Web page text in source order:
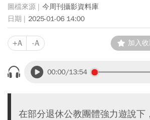
今周刊攝影資料庫
2025-01-06 14:00
+A -A 加入
00:00/13:54
在部分退休公教團體強力遊說下